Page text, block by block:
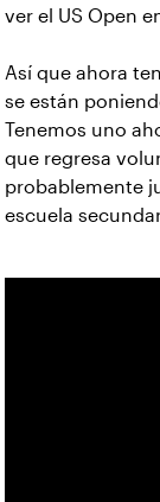
ver el US Open
Así que ahora
se están
Tenemos uno
que regresa
probablemente
escuela